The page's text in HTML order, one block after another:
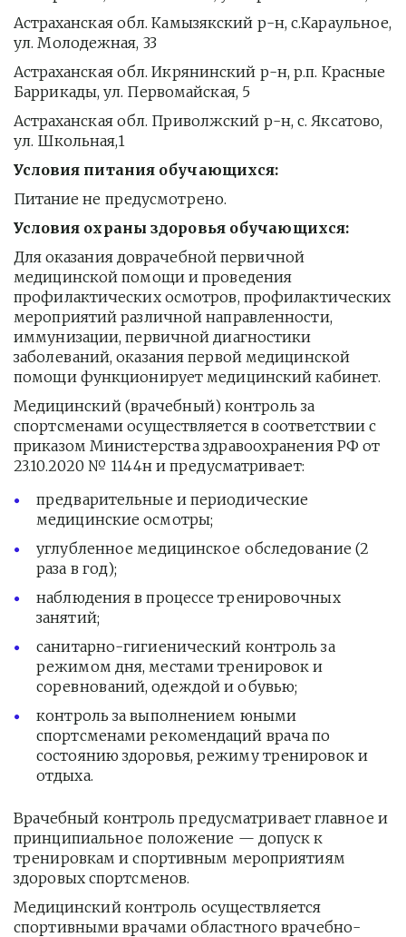
Астраханская обл. Камызякский р-н, с.Караульное,
ул. Молодежная, 33
Астраханская обл. Икрянинский р-н, р.п. Красные
Баррикады, ул. Первомайская, 5
Астраханская обл. Приволжский р-н, с. Яксатово,
ул. Школьная,1
Условия питания обучающихся:
Питание не предусмотрено.
Условия охраны здоровья обучающихся:
Для оказания доврачебной первичной
медицинской помощи и проведения
профилактических осмотров, профилактических
мероприятий различной направленности,
иммунизации, первичной диагностики
заболеваний, оказания первой медицинской
помощи функционирует медицинский кабинет.
Медицинский (врачебный) контроль за
спортсменами осуществляется в соответствии с
приказом Министерства здравоохранения РФ от
23.10.2020 № 1144н и предусматривает:
предварительные и периодические
медицинские осмотры;
углубленное медицинское обследование (2
раза в год);
наблюдения в процессе тренировочных
занятий;
санитарно-гигиенический контроль за
режимом дня, местами тренировок и
соревнований, одеждой и обувью;
контроль за выполнением юными
спортсменами рекомендаций врача по
состоянию здоровья, режиму тренировок и
отдыха.
Врачебный контроль предусматривает главное и
принципиальное положение — допуск к
тренировкам и спортивным мероприятиям
здоровых спортсменов.
Медицинский контроль осуществляется
спортивными врачами областного врачебно-